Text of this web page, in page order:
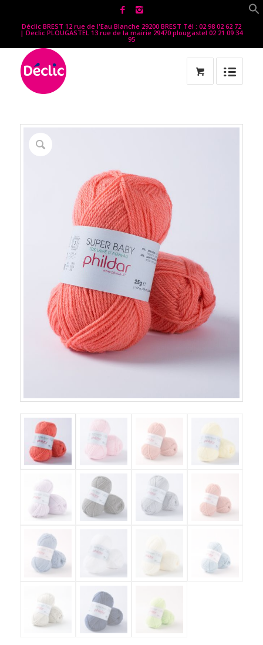
Déclic BREST 12 rue de l'Eau Blanche 29200 BREST Tél : 02 98 02 62 72
| Declic PLOUGASTEL 13 rue de la mairie 29470 plougastel 02 21 09 34
95